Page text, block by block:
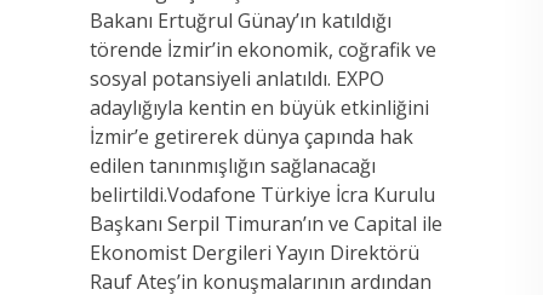
Bakanı Ertuğrul Günay’ın katıldığı
törende İzmir’in ekonomik, coğrafik ve
sosyal potansiyeli anlatıldı. EXPO
adaylığıyla kentin en büyük etkinliğini
İzmir’e getirerek dünya çapında hak
edilen tanınmışlığın sağlanacağı
belirtildi.Vodafone Türkiye İcra Kurulu
Başkanı Serpil Timuran’ın ve Capital ile
Ekonomist Dergileri Yayın Direktörü
Rauf Ateş’in konuşmalarının ardından